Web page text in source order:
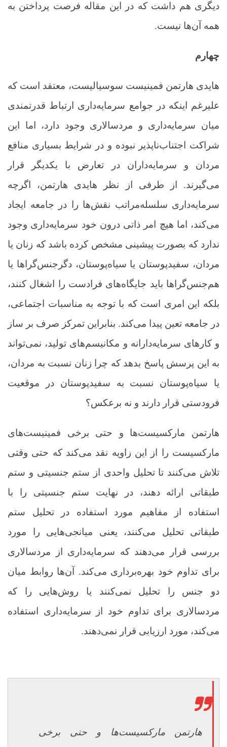
دیگری هم داشت که در این مقاله فرصت پرداختن به
همه آن‌ها نیست.
چهارم
هایدی هارتمن فمینیست سوسیالیست، معتقد است که
علیرغم اینکه در جوامع سرمایه‌داری ارتباط قدرتمندی
میان سرمایه‌داری و مردسالاری وجود دارد، اما این
شراکت اجتناب‌ناپذیر نبوده و در شرایط بسیاری منافع
مردان و سرمایه‌داران در تعارض با یکدیگر قرار
می‌گیرند. از طرفی از نظر هایدی هارتمن، اگرچه
سرمایه‌داری سلسله‌مراتب نقش‌ها را در جامعه ایجاد
می‌کند، اما هیچ امر ذاتی درون خود سرمایه‌داری وجود
ندارد که بصورت پیشینی مشخص کرده باشد که زنان یا
مردان، سفیدپوستان یا سیاه‌پوستان، دگرجنس‌گراها یا
هم‌جنس‌گراها باید جایگاه‌های فرادست را اشغال کنند،
بلکه این امری است که با توجه به مناسبات اجتماعی،
در جامعه تعین پیدا می‌کند. بنابراین تمرکز صرف بر ساز
و کارهای سرمایه‌دارانه و مکانیسم‌های تولید، نمی‌تواند
به این پرسش پاسخ بدهد که چرا زنان نسبت به مردان،
یا سیاه‌پوستان نسبت به سفیدپوستان در موقعیت
فرودستی قرار دارند و نه برعکس؟
هارتمن مارکسیست‌ها و حتی برخی فمینیست‌های
مارکسیست را از این زاویه نقد می‌کند که حتی وقتی
تلاش می‌کنند تا تحلیل واحدی از ستم جنسیتی و ستم
طبقاتی ارائه دهند، در نهایت ستم جنسیتی را با
استفاده از مفاهیم مورد استفاده در تحلیل ستم
طبقاتی تحلیل می‌کنند، یعنی میانجی‌هایی را مورد
بررسی قرار می‌دهند که سرمایه‌داری از مردسالاری
برای تداوم خود بهره‌برداری می‌کند. آن‌ها روابط میان
دو جنس را تحلیل نمی‌کنند یا روش‌هایی را که
مردسالاری برای تداوم خود از سرمایه‌داری استفاده
می‌کند، مورد ارزیابی قرار نمی‌دهند.
هارتمن مارکسیست‌ها و حتی برخی